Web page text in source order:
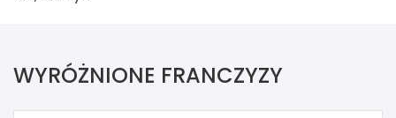
WYRÓŻNIONE FRANCZYZY